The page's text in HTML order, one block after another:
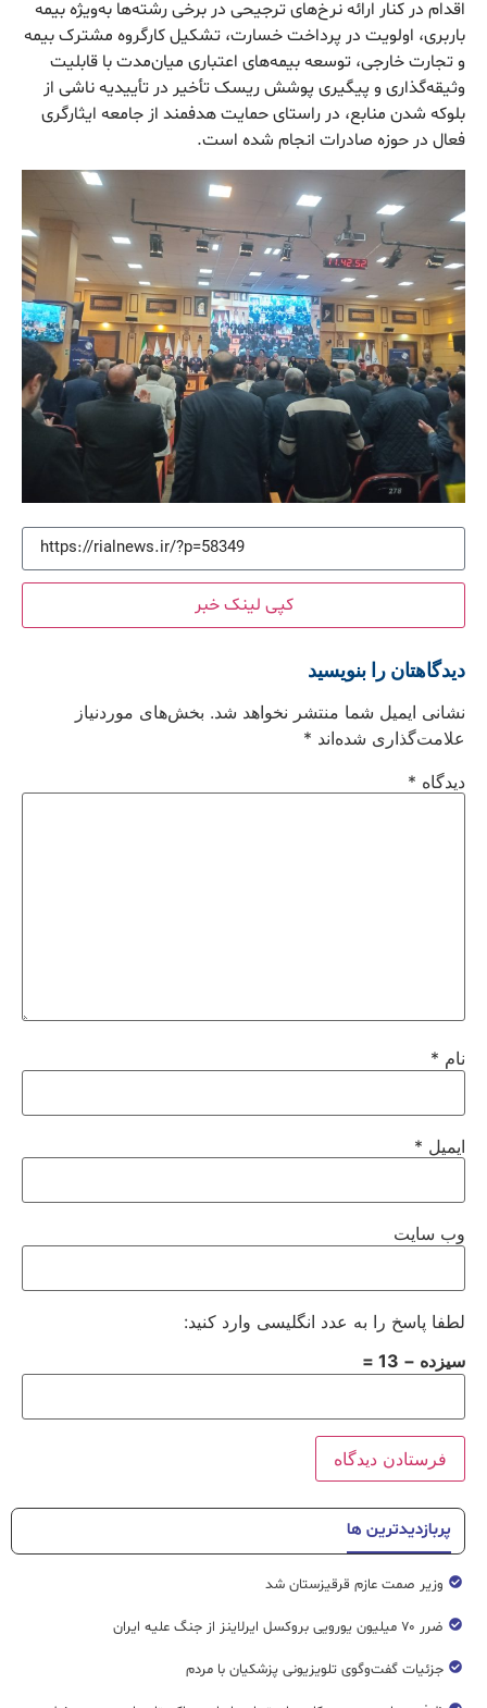
اقدام در کنار ارائه نرخ‌های ترجیحی در برخی رشته‌ها به‌ویژه بیمه
باربری، اولویت در پرداخت خسارت، تشکیل کارگروه مشترک بیمه
و تجارت خارجی، توسعه بیمه‌های اعتباری میان‌مدت با قابلیت
وثیقه‌گذاری و پیگیری پوشش ریسک تأخیر در تأییدیه ناشی از
بلوکه شدن منابع، در راستای حمایت هدفمند از جامعه ایثارگری
فعال در حوزه صادرات انجام شده است.
کپی لینک خبر
دیدگاهتان را بنویسید
نشانی ایمیل شما منتشر نخواهد شد. بخش‌های موردنیاز
علامت‌گذاری شده‌اند *
دیدگاه *
نام *
ایمیل *
وب‌ سایت
لطفا پاسخ را به عدد انگلیسی وارد کنید:
سیزده − 13 =
پربازدیدترین ها
وزیر صمت عازم قرقیزستان شد
ضرر ۷۰ میلیون یورویی بروکسل ایرلاینز از جنگ علیه ایران
جزئیات گفت‌وگوی تلویزیونی پزشکیان با مردم